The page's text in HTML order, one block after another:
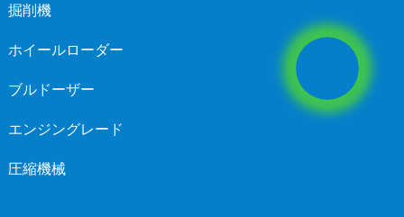
掘削機
ホイールローダー
ブルドーザー
エンジングレード
圧縮機械